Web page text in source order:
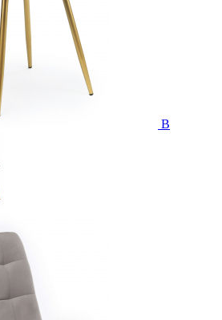
В